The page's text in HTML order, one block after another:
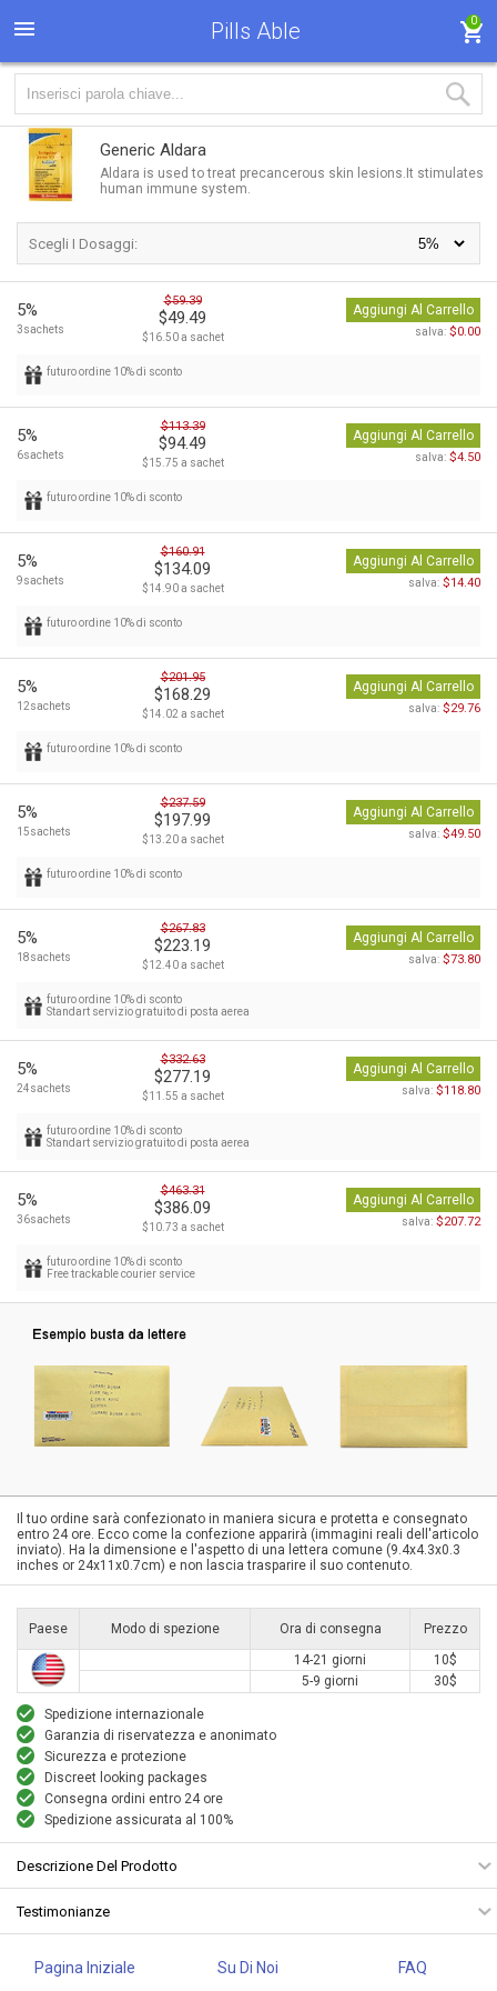
Pills Able 0
Generic Aldara
Aldara is used to treat precancerous skin lesions.It stimulates
human immune system.
Scegli I Dosaggi:
5%
3sachets
$59.39
$49.49
$16.50 a sachet
Aggiungi Al Carrello
salva: $0.00
futuro ordine 10% di sconto
5%
6sachets
$113.39
$94.49
$15.75 a sachet
Aggiungi Al Carrello
salva: $4.50
futuro ordine 10% di sconto
5%
9sachets
$160.91
$134.09
$14.90 a sachet
Aggiungi Al Carrello
salva: $14.40
futuro ordine 10% di sconto
5%
12sachets
$201.95
$168.29
$14.02 a sachet
Aggiungi Al Carrello
salva: $29.76
futuro ordine 10% di sconto
5%
15sachets
$237.59
$197.99
$13.20 a sachet
Aggiungi Al Carrello
salva: $49.50
futuro ordine 10% di sconto
5%
18sachets
$267.83
$223.19
$12.40 a sachet
Aggiungi Al Carrello
salva: $73.80
futuro ordine 10% di sconto
Standart servizio gratuito di posta aerea
5%
24sachets
$332.63
$277.19
$11.55 a sachet
Aggiungi Al Carrello
salva: $118.80
futuro ordine 10% di sconto
Standart servizio gratuito di posta aerea
5%
36sachets
$463.31
$386.09
$10.73 a sachet
Aggiungi Al Carrello
salva: $207.72
futuro ordine 10% di sconto
Free trackable courier service
Il tuo ordine sarà confezionato in maniera sicura e protetta e consegnato
entro 24 ore. Ecco come la confezione apparirà (immagini reali dell'articolo
inviato). Ha la dimensione e l'aspetto di una lettera comune (9.4x4.3x0.3
inches or 24x11x0.7cm) e non lascia trasparire il suo contenuto.
Paese Modo di spezione Ora di consegna
Prezzo
14-21 giorni
10$
5-9 giorni
30$
Spedizione internazionale
Garanzia di riservatezza e anonimato
Sicurezza e protezione
Discreet looking packages
Consegna ordini entro 24 ore
Spedizione assicurata al 100%
Descrizione Del Prodotto
Testimonianze
Pagina Iniziale Su Di Noi FAQ